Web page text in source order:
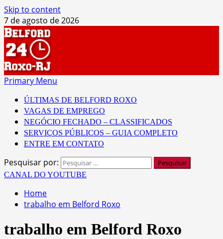
Skip to content
7 de agosto de 2026
Primary Menu
ÚLTIMAS DE BELFORD ROXO
VAGAS DE EMPREGO
NEGÓCIO FECHADO – CLASSIFICADOS
SERVIÇOS PÚBLICOS – GUIA COMPLETO
ENTRE EM CONTATO
Pesquisar por:
CANAL DO YOUTUBE
Home
trabalho em Belford Roxo
trabalho em Belford Roxo